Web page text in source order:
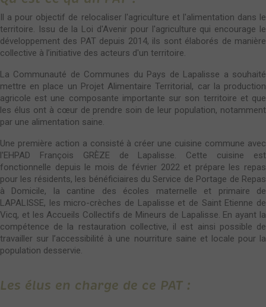
Il a pour objectif de relocaliser l'agriculture et l'alimentation dans le
territoire. Issu de la Loi d'Avenir pour l'agriculture qui encourage le
développement des PAT depuis 2014, ils sont élaborés de manière
collective à l’initiative des acteurs d'un territoire.
La Communauté de Communes du Pays de Lapalisse a souhaité
mettre en place un Projet Alimentaire Territorial, car la production
agricole est une composante importante sur son territoire et que
les élus ont à cœur de prendre soin de leur population, notamment
par une alimentation saine.
Une première action a consisté à créer une cuisine commune avec
l'EHPAD François GRÈZE de Lapalisse. Cette cuisine est
fonctionnelle depuis le mois de février 2022 et prépare les repas
pour les résidents, les bénéficiaires du Service de Portage de Repas
à Domicile, la cantine des écoles maternelle et primaire de
LAPALISSE, les micro-crèches de Lapalisse et de Saint Etienne de
Vicq, et les Accueils Collectifs de Mineurs de Lapalisse. En ayant la
compétence de la restauration collective, il est ainsi possible de
travailler sur l’accessibilité à une nourriture saine et locale pour la
population desservie.
Les élus en charge de ce PAT :